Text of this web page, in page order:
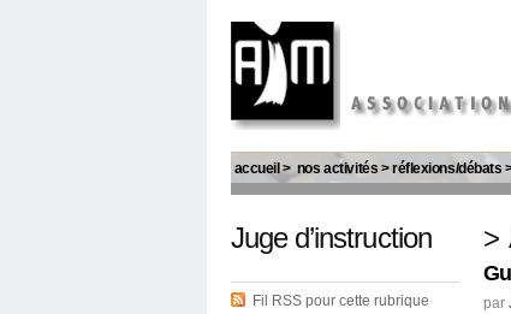
accueil > nos activités >réflexions/débats
Juge d’instruction
Fil RSS pour cette rubrique
>
par